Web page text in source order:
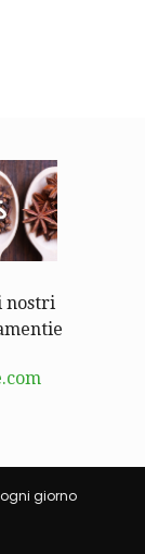
nostri
giorno